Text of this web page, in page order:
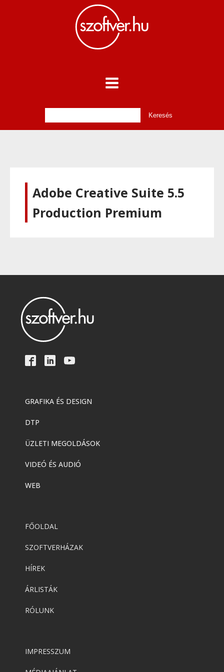
Adobe Creative Suite 5.5
Production Premium
GRAFIKA ÉS DESIGN
DTP
ÜZLETI MEGOLDÁSOK
VIDEÓ ÉS AUDIÓ
WEB
FŐOLDAL
SZOFTVERHÁZAK
HÍREK
ÁRLISTÁK
RÓLUNK
IMPRESSZUM